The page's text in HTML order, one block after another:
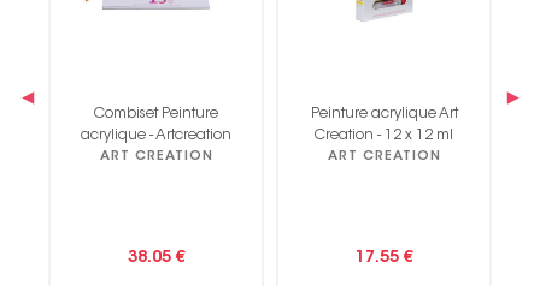
Peinture acrylique Art
Creation - 12 x 12 ml
ART CREATION
17.55 €
Peinture aquarelle Art
Creation - 24 x 12 ml
ART CREATION
29.45 €
‹ ›